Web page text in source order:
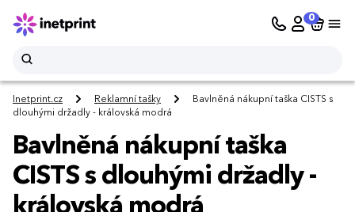
0
Inetprint.cz Reklamní tašky
Bavlněná nákupní taška CISTS s
dlouhými držadly - královská modrá
Bavlněná nákupní taška
CISTS s dlouhými držadly -